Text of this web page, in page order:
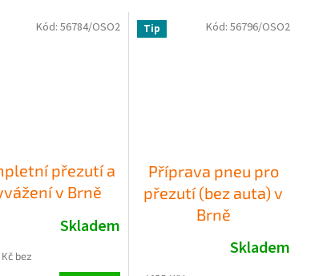
přezutí a
v Brně
Skladem
bez
Kód: 56784/OSO2 Tip
Příprava pneu pro
přezutí (bez auta) v
Brně
Skladem
Kód: 56796/OSO2